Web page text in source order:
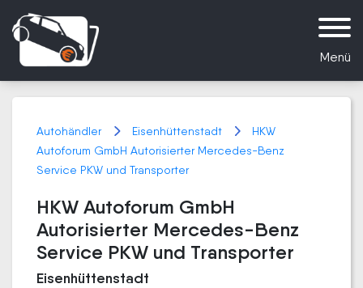
Menü
Autohändler Eisenhüttenstadt
HKW
Autoforum GmbH Autorisierter Mercedes-Benz
Service PKW und Transporter
HKW Autoforum GmbH
Autorisierter Mercedes-Benz
Service PKW und Transporter
Eisenhüttenstadt